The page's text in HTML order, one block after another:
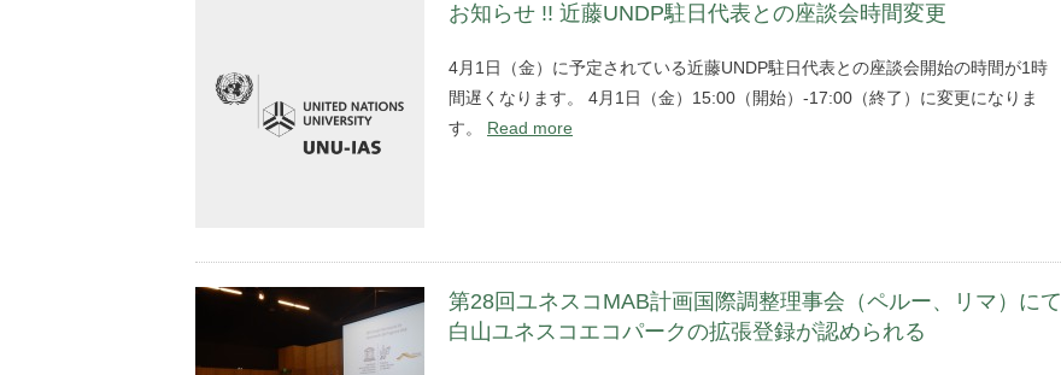
お知らせ !! 近藤UNDP駐日代表との座談会時間変更
4月1日（金）に予定されている近藤UNDP駐日代表との座談会開始の時間が1時
間遅くなります。 4月1日（金）15:00（開始）-17:00（終了）に変更になりま
す。 Read more
第28回ユネスコMAB計画国際調整理事会（ペルー、リマ）にて
白山ユネスコエコパークの拡張登録が認められる